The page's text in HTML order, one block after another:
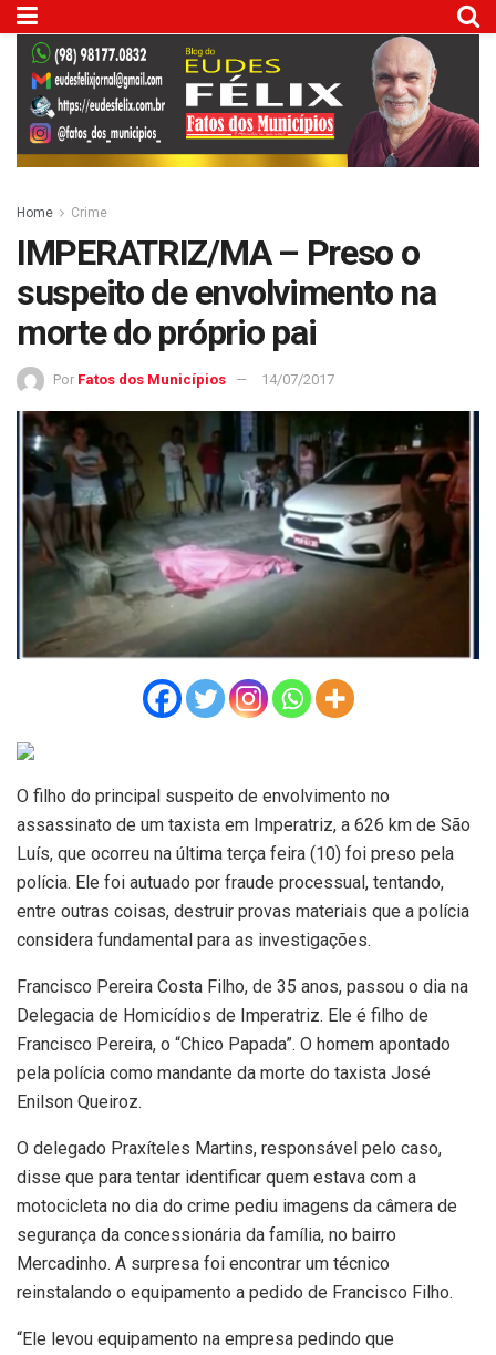
Home Crime
IMPERATRIZ/MA – Preso o
suspeito de envolvimento na
morte do próprio pai
Por Fatos dos Municípios 14/07/2017
O filho do principal suspeito de envolvimento no
assassinato de um taxista em Imperatriz, a 626 km de São
Luís, que ocorreu na última terça feira (10) foi preso pela
polícia. Ele foi autuado por fraude processual, tentando,
entre outras coisas, destruir provas materiais que a polícia
considera fundamental para as investigações.
Francisco Pereira Costa Filho, de 35 anos, passou o dia na
Delegacia de Homicídios de Imperatriz. Ele é filho de
Francisco Pereira, o “Chico Papada”. O homem apontado
pela polícia como mandante da morte do taxista José
Enilson Queiroz.
O delegado Praxíteles Martins, responsável pelo caso,
disse que para tentar identificar quem estava com a
motocicleta no dia do crime pediu imagens da câmera de
segurança da concessionária da família, no bairro
Mercadinho. A surpresa foi encontrar um técnico
reinstalando o equipamento a pedido de Francisco Filho.
“Ele levou equipamento na empresa pedindo que